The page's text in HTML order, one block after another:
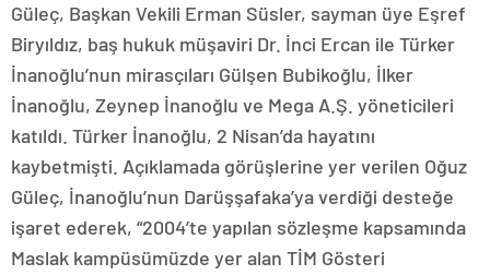
Güleç, Başkan Vekili Erman Süsler, sayman üye Eşref
Biryıldız, baş hukuk müşaviri Dr. İnci Ercan ile Türker
İnanoğlu’nun mirasçıları Gülşen Bubikoğlu, İlker
İnanoğlu, Zeynep İnanoğlu ve Mega A.Ş. yöneticileri
katıldı. Türker İnanoğlu, 2 Nisan’da hayatını
kaybetmişti. Açıklamada görüşlerine yer verilen Oğuz
Güleç, İnanoğlu’nun Darüşşafaka’ya verdiği desteğe
işaret ederek, “2004’te yapılan sözleşme kapsamında
Maslak kampüsümüzde yer alan TİM Gösteri